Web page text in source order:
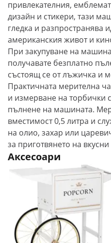
привлекателния,
дизайн и стикери, тази
гледка и разпространява
американския живот и
При закупуване на машина
получавате безплатно
състоящ се от лъжичка и
Практичната мерителна
и измерване на торбички
пълнене на машината.
вместимост 0,5 литра и
на олио, захар или
за приготвянето на
Аксесоари